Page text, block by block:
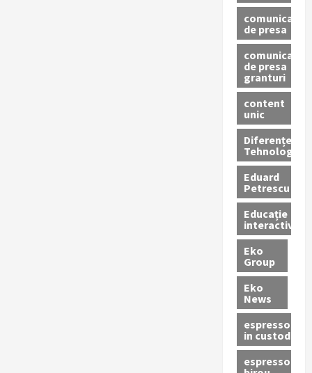
comunicate
de presa
comunicate
de presa
granturi
content
unic
Diferențe
Tehnologice
Eduard
Petrescu
Educație
interactivă
Eko
Group
Eko
News
espressoare
in custodie
espressor